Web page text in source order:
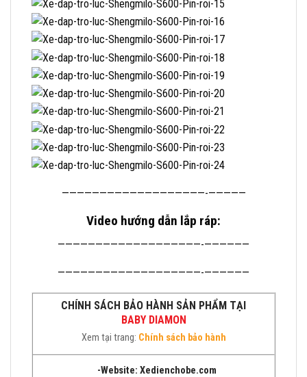
———————————————————-—————
Video hướng dẫn lắp ráp:
———————————————————-——————
———————————————————-——————
CHÍNH SÁCH BẢO HÀNH SẢN PHẨM TẠI
BABY DIAMON
Xem tại trang: Chính sách bảo hành
-Website: Xedienchobe.com